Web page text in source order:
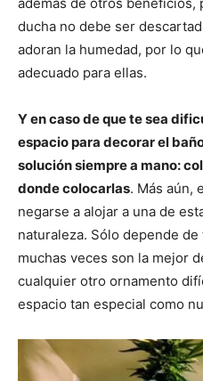
ducha no debe ser
adoran la humedad, por lo
adecuado para ellas.
Y en caso de que te sea
espacio para decorar el
solución siempre a mano:
donde colocarlas. Más aún,
negarse a alojar a una de
naturaleza. Sólo depende de
muchas veces son la mejor
cualquier otro ornamento
espacio tan especial como